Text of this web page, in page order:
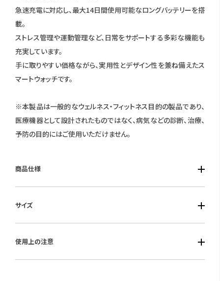
急速充電に対応し、最大14日間使用可能なロングバッテリーを搭
載。
ストレス管理や運動管理など、日常をサポートする多彩な機能も
充実しています。
手に取りやすい価格ながら、実用性とデザイン性を兼ね備えたス
マートウォッチです。
※本製品は一般的なウェルネス・フィットネス目的の製品であり、
医療機器として設計されたものではなく、病気などの診断、治療、
予防の目的にはご使用いただけません。
商品仕様
■ベルト素材：シリコン/替えシリコンベルト付き
■仕様：充電式・連続使用時間：約14日間(通常使用）・ディスプレ
定・ストップウォッチ・ワークアウト記録・呼吸エクササイズ・タイマ
ー・心拍数測定・音楽リモートコントロール・アラーム・血中酸素
サイズ
■重さ：25g
使用上の注意